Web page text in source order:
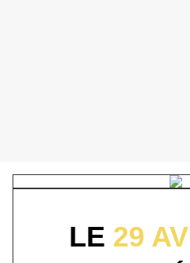
LE 29